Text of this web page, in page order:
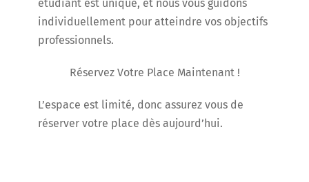
étudiant est unique, et nous vous guidons
individuellement pour atteindre vos objectifs
professionnels.
Réservez Votre Place Maintenant !
L’espace est limité, donc assurez vous de
réserver votre place dès aujourd’hui.